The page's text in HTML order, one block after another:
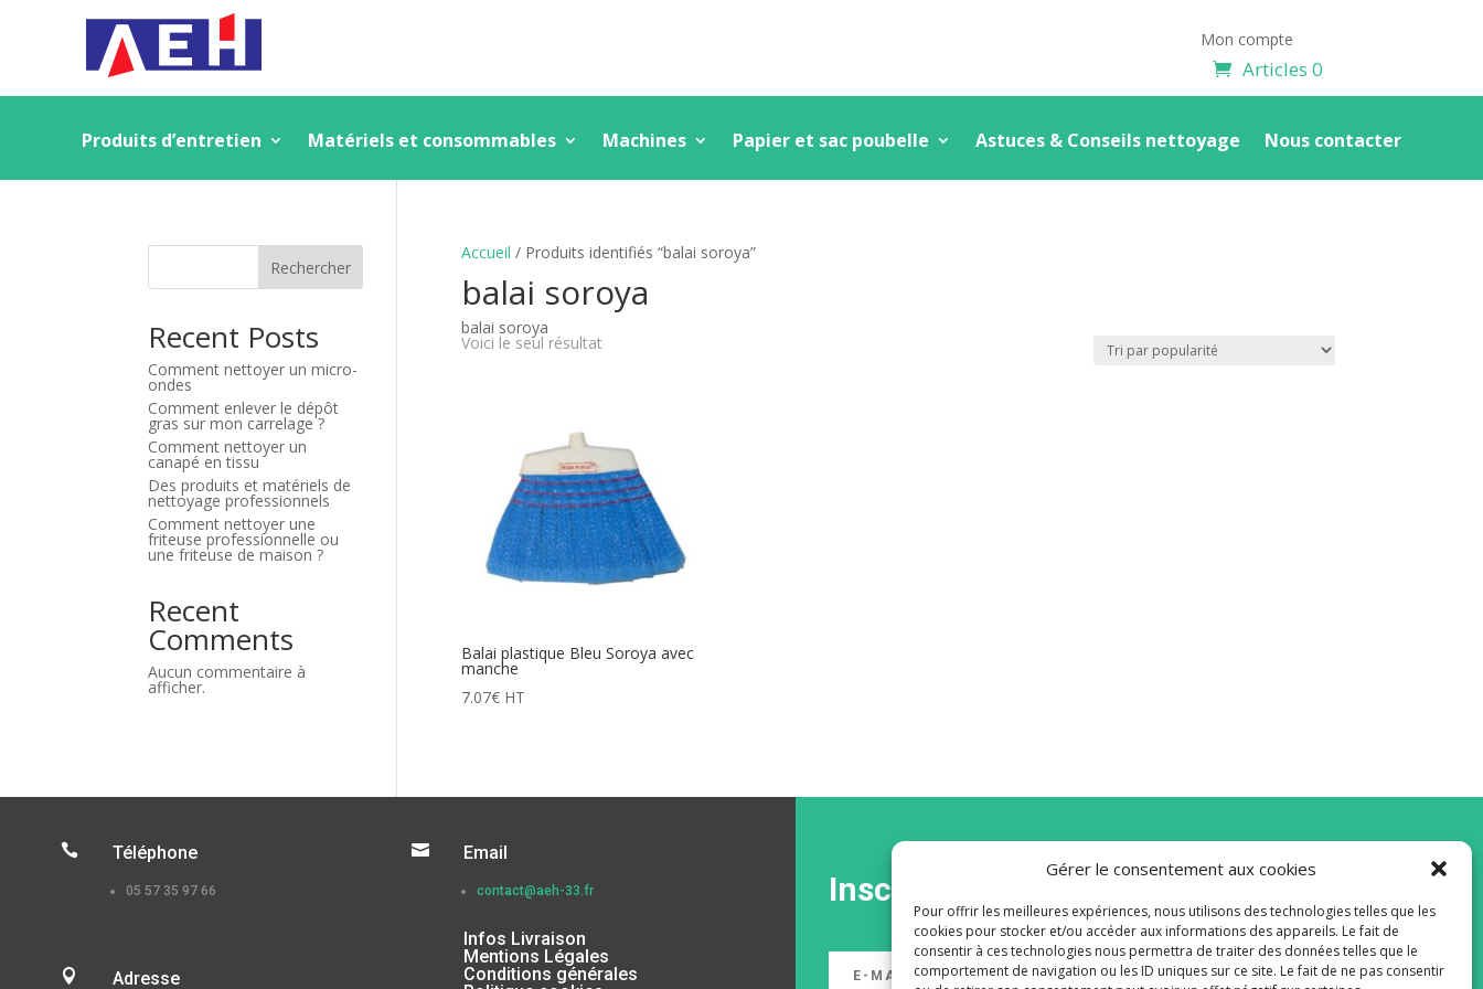
Gérer le consentement aux cookies
Pour offrir les meilleures expériences, nous utilisons des technologies telles que les
cookies pour stocker et/ou accéder aux informations des appareils. Le fait de
consentir à ces technologies nous permettra de traiter des données telles que le
comportement de navigation ou les ID uniques sur ce site. Le fait de ne pas consentir
Mon compte
Articles 0
Produits d’entretien Matériels et consommables Machines Papier et sac poubelle Astuces & Conseils nettoyage Nous contacter
Accueil / Produits identifiés “balai soroya”
balai soroya
balai soroya
Voici le seul résultat
Balai plastique Bleu Soroya avec
manche
7.07€ HT
Rechercher
Recent Posts
Comment nettoyer un micro-
ondes
Comment enlever le dépôt
gras sur mon carrelage ?
Comment nettoyer un
canapé en tissu
Des produits et matériels de
nettoyage professionnels
Comment nettoyer une
friteuse professionnelle ou
une friteuse de maison ?
Recent
Comments
Aucun commentaire à
afficher.
 Téléphone
05 57 35 97 66
 Adresse
 Email
contact@aeh-33.fr
Infos Livraison
Mentions Légales
Conditions générales
Inscrivez-vous à la Newsletter